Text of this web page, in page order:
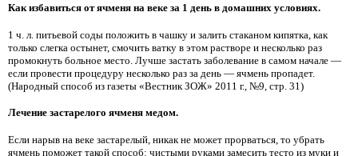
Как избавиться от ячменя на веке за 1 день в домашних условиях.
1 ч. л. питьевой соды положить в чашку и залить стаканом кипятка, как
только слегка остынет, смочить ватку в этом растворе и несколько раз
промокнуть больное место. Лучше застать заболевание в самом начале —
если провести процедуру несколько раз за день — ячмень пропадет.
(Народный способ из газеты «Вестник ЗОЖ» 2011 г., №9, стр. 31)
Лечение застарелого ячменя медом.
Если нарыв на веке застарелый, никак не может прорваться, то убрать
ячмень поможет такой способ: чистыми руками замесить тесто из муки и